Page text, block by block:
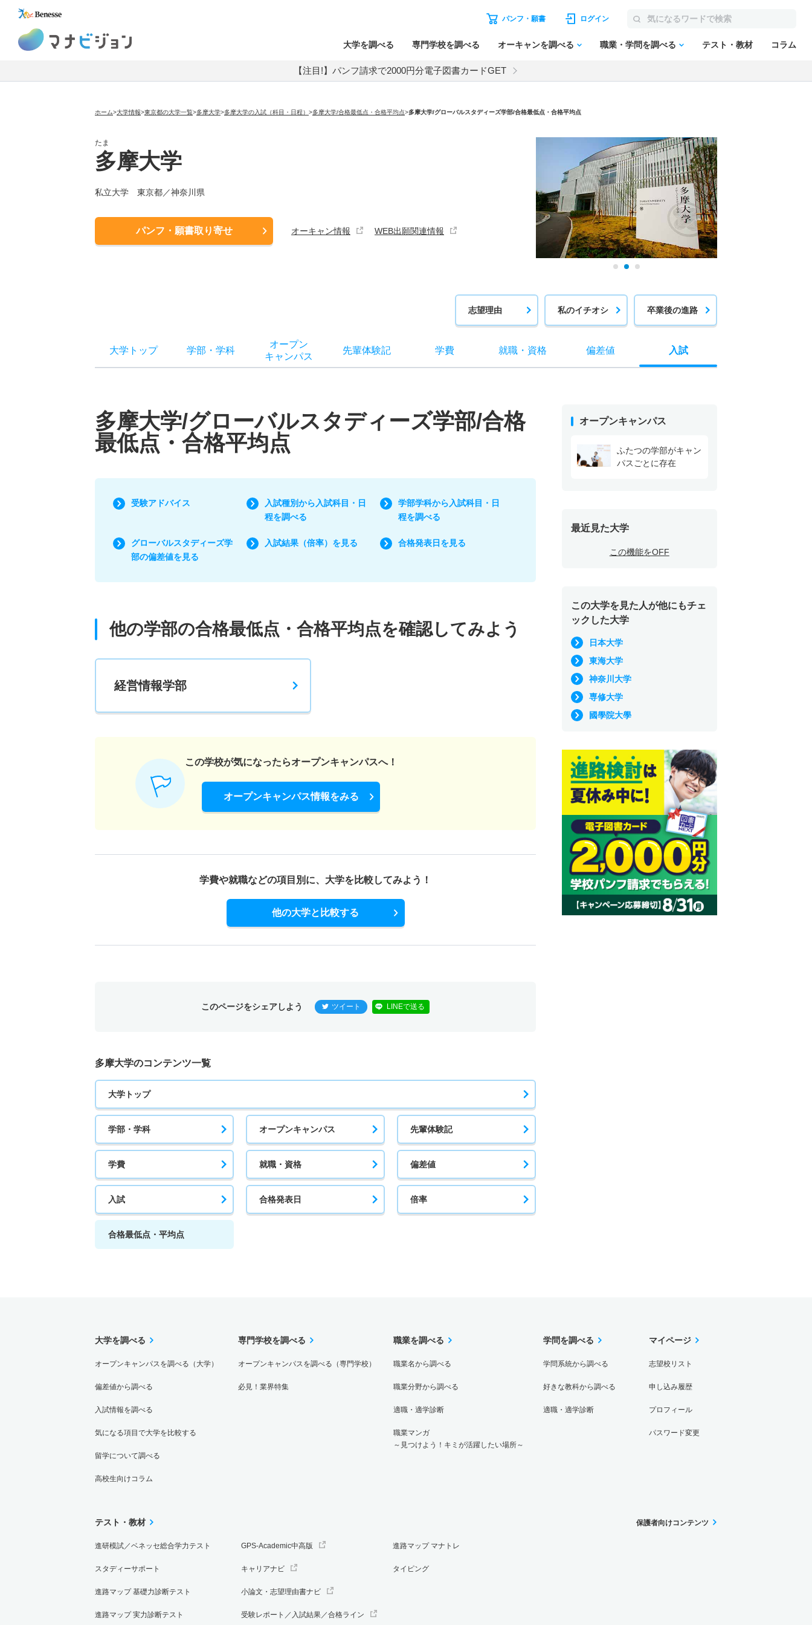
パンフ・願書 ログイン
大学を調べる 専門学校を調べる オーキャンを調べる 職業・学問を調べる テスト・教材 コラム
【注目!】パンフ請求で2000円分電子図書カードGET
ホーム>大学情報>東京都の大学一覧>多摩大学>多摩大学の入試（科目・日程） >多摩大学/合格最低点・合格平均点>多摩大学/グローバルスタディーズ学部/合格最低点・合格平均点
たま
多摩大学
私立大学 東京都／神奈川県
パンフ・願書取り寄せ オーキャン情報 WEB出願関連情報
志望理由 私のイチオシ 卒業後の進路
大学トップ 学部 ・ 学科
オープン
キャンパス
先輩体験記 学費 就職・ 資格 偏差値 入試
多摩大学/グローバルスタディーズ学部/合格
最低点・合格平均点
受験アドバイス
入試種別から入試科目・日
程を調べる
学部学科から入試科目・日
程を調べる
グローバルスタディーズ学
部の偏差値を見る
入試結果（倍率）を見る 合格発表日を見る
他の学部の合格最低点・合格平均点を確認してみよう
経営情報学部
この学校が気になったらオープンキャンパスへ！
オープンキャンパス情報をみる
学費や就職などの項目別に、 大学を比較してみよう！
他の大学と比較する
このページをシェアしよう ツイート LINEで送る
多摩大学のコンテンツ一覧
大学トップ
学部・学科 オープンキャンパス 先輩体験記
学費 就職・資格 偏差値
入試 合格発表日 倍率
合格最低点・平均点
オープンキャンパス
ふたつの学部がキャン
パスごとに存在
最近見た大学
この機能をOFF
この大学を見た人が他にもチェ
ックした大学
日本大学
東海大学
神奈川大学
専修大学
國學院大學
大学を調べる
オープンキャンパスを調べる（大学）
偏差値から調べる
入試情報を調べる
気になる項目で大学を比較する
留学について調べる
高校生向けコラム
専門学校を調べる
オープンキャンパスを調べる（専門学校）
必見！業界特集
職業を調べる
職業名から調べる
職業分野から調べる
適職・適学診断
職業マンガ
～見つけよう！キミが活躍したい場所～
学問を調べる
学問系統から調べる
好きな教科から調べる
適職・適学診断
マイページ
志望校リスト
申し込み履歴
プロフィール
パスワード変更
テスト・教材
進研模試／ベネッセ総合学力テスト
スタディーサポート
進路マップ 基礎力診断テスト
進路マップ 実力診断テスト
GPS-Academic中高版
キャリアナビ
小論文・志望理由書ナビ
受験レポート／入試結果／合格ライン
進路マップ マナトレ
タイピング
保護者向けコンテンツ